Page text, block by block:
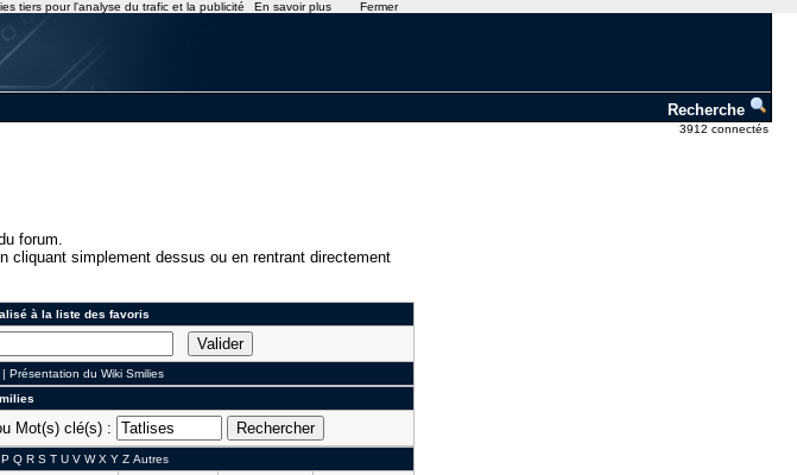
Recherche
3912 connectés
forum.
cliquant simplement dessus ou en rentrant directement
à la liste des favoris
| Présentation du Wiki Smilies
Mot(s) clé(s) :
P Q R S T U V W X Y Z Autres
tiers pour l'analyse du trafic et la publicité En savoir plus Fermer